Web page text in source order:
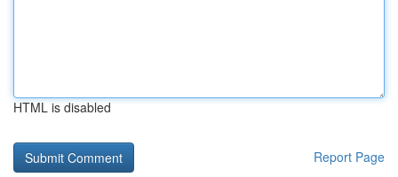
HTML is disabled
Report Page